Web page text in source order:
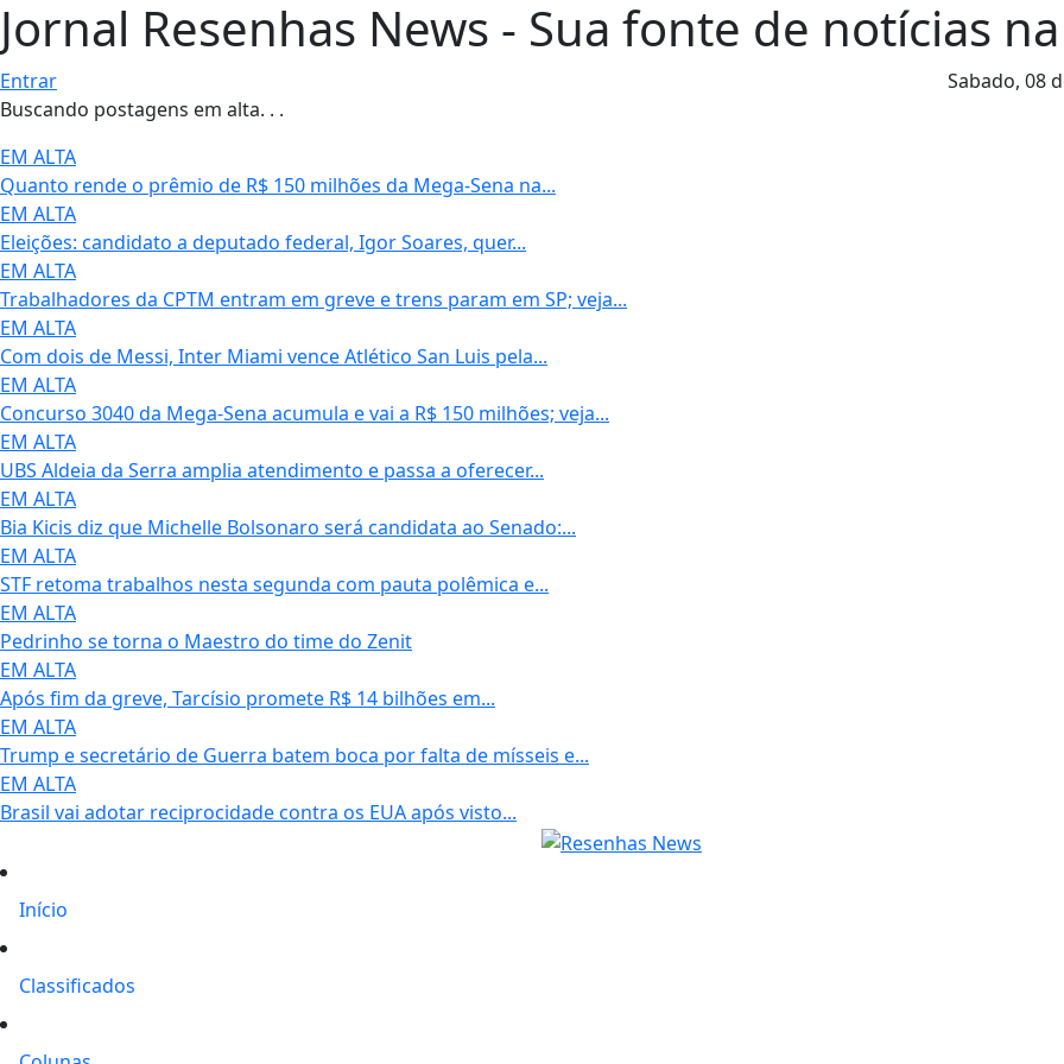
Jornal Resenhas News - Sua fonte de notícias
Entrar
Buscando postagens em alta. . .
EM ALTA
Quanto rende o prêmio de R$ 150 milhões da Mega-Sena na...
EM ALTA
Eleições: candidato a deputado federal, Igor Soares, quer...
EM ALTA
Trabalhadores da CPTM entram em greve e trens param em SP; veja...
EM ALTA
Com dois de Messi, Inter Miami vence Atlético San Luis pela...
EM ALTA
Concurso 3040 da Mega-Sena acumula e vai a R$ 150 milhões; veja...
EM ALTA
UBS Aldeia da Serra amplia atendimento e passa a oferecer...
EM ALTA
Bia Kicis diz que Michelle Bolsonaro será candidata ao Senado:...
EM ALTA
STF retoma trabalhos nesta segunda com pauta polêmica e...
EM ALTA
Pedrinho se torna o Maestro do time do Zenit
EM ALTA
Após fim da greve, Tarcísio promete R$ 14 bilhões em...
EM ALTA
Trump e secretário de Guerra batem boca por falta de mísseis e...
EM ALTA
Brasil vai adotar reciprocidade contra os EUA após visto...
Sabado, 08
Início
Classificados